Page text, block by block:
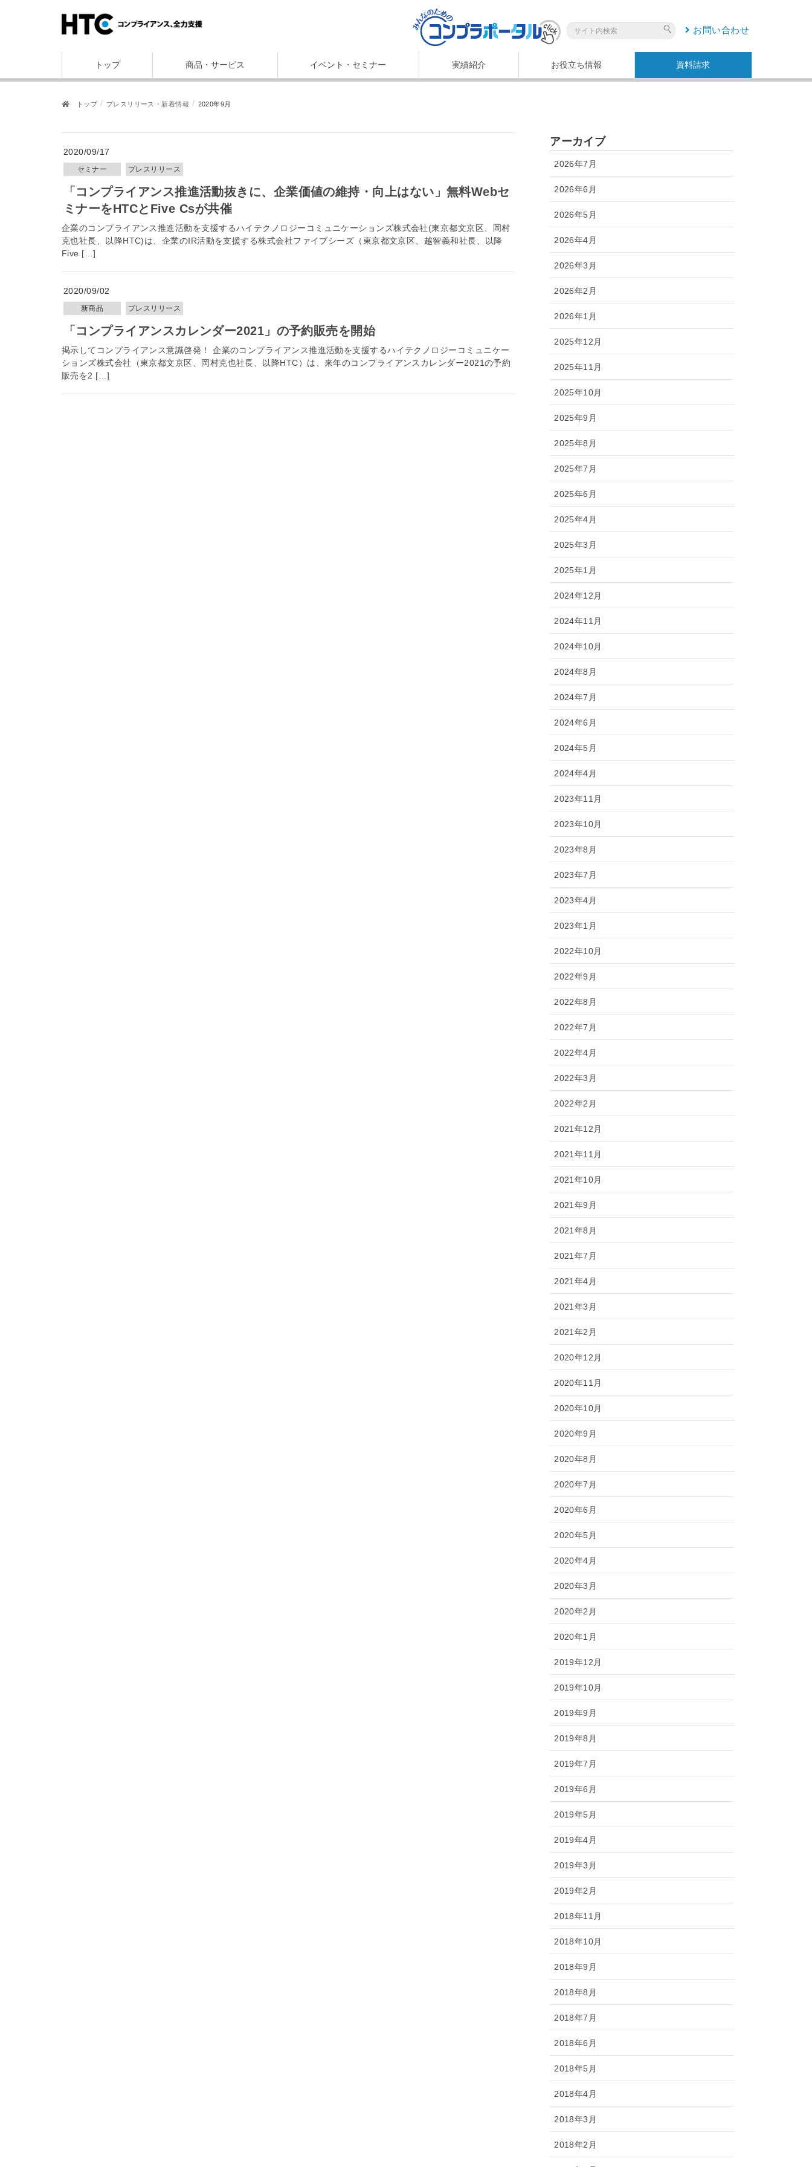
お問い合わせ
トップ 商品・サービス イベント・セミナー 実績紹介 お役立ち情報 資料請求
トップ プレスリリース・新着情報 2020年9月
2020/09/17
セミナー プレスリリース
「コンプライアンス推進活動抜きに、企業価値の維持・向上はない」無料Webセ
ミナーをHTCとFive Csが共催
企業のコンプライアンス推進活動を支援するハイテクノロジーコミュニケーションズ株式会社(東京都文京区、岡村
克也社長、以降HTC)は、企業のIR活動を支援する株式会社ファイブシーズ（東京都文京区、越智義和社長、以降
Five […]
2020/09/02
新商品 プレスリリース
「コンプライアンスカレンダー2021」の予約販売を開始
掲示してコンプライアンス意識啓発！ 企業のコンプライアンス推進活動を支援するハイテクノロジーコミュニケー
ションズ株式会社（東京都文京区、岡村克也社長、以降HTC）は、来年のコンプライアンスカレンダー2021の予約
販売を2 […]
アーカイブ
2026年7月
2026年6月
2026年5月
2026年4月
2026年3月
2026年2月
2026年1月
2025年12月
2025年11月
2025年10月
2025年9月
2025年8月
2025年7月
2025年6月
2025年4月
2025年3月
2025年1月
2024年12月
2024年11月
2024年10月
2024年8月
2024年7月
2024年6月
2024年5月
2024年4月
2023年11月
2023年10月
2023年8月
2023年7月
2023年4月
2023年1月
2022年10月
2022年9月
2022年8月
2022年7月
2022年4月
2022年3月
2022年2月
2021年12月
2021年11月
2021年10月
2021年9月
2021年8月
2021年7月
2021年4月
2021年3月
2021年2月
2020年12月
2020年11月
2020年10月
2020年9月
2020年8月
2020年7月
2020年6月
2020年5月
2020年4月
2020年3月
2020年2月
2020年1月
2019年12月
2019年10月
2019年9月
2019年8月
2019年7月
2019年6月
2019年5月
2019年4月
2019年3月
2019年2月
2018年11月
2018年10月
2018年9月
2018年8月
2018年7月
2018年6月
2018年5月
2018年4月
2018年3月
2018年2月